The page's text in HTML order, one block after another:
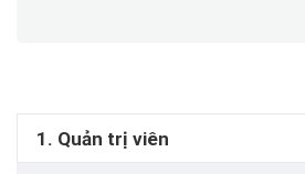
1. Quản trị viên